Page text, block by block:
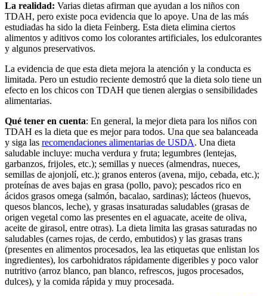
La realidad: Varias dietas afirman que ayudan a los niños con
TDAH, pero existe poca evidencia que lo apoye. Una de las más
estudiadas ha sido la dieta Feinberg. Esta dieta elimina ciertos
alimentos y aditivos como los colorantes artificiales, los edulcorantes
y algunos preservativos.
La evidencia de que esta dieta mejora la atención y la conducta es
limitada. Pero un estudio reciente demostró que la dieta solo tiene un
efecto en los chicos con TDAH que tienen alergias o sensibilidades
alimentarias.
Qué tener en cuenta: En general, la mejor dieta para los niños con
TDAH es la dieta que es mejor para todos. Una que sea balanceada
y siga las recomendaciones alimentarias de USDA. Una dieta
saludable incluye: mucha verdura y fruta; legumbres (lentejas,
garbanzos, frijoles, etc.); semillas y nueces (almendras, nueces,
semillas de ajonjolí, etc.); granos enteros (avena, mijo, cebada, etc.);
proteínas de aves bajas en grasa (pollo, pavo); pescados rico en
ácidos grasos omega (salmón, bacalao, sardinas); lácteos (huevos,
quesos blancos, leche), y grasas insaturadas saludables (grasas de
origen vegetal como las presentes en el aguacate, aceite de oliva,
aceite de girasol, entre otras). La dieta limita las grasas saturadas no
saludables (carnes rojas, de cerdo, embutidos) y las grasas trans
(presentes en alimentos procesados, lea las etiquetas que enlistan los
ingredientes), los carbohidratos rápidamente digeribles y poco valor
nutritivo (arroz blanco, pan blanco, refrescos, jugos procesados,
dulces), y la comida rápida y muy procesada.